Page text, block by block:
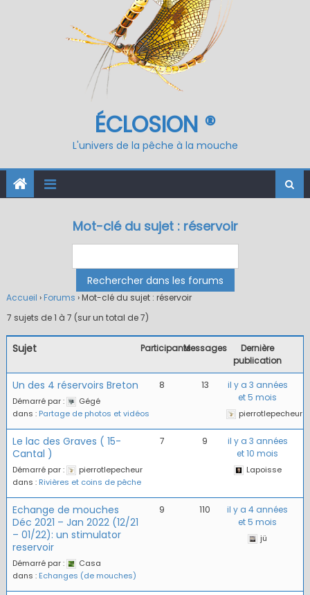
ÉCLOSION ®
L'univers de la pêche à la mouche
Mot-clé du sujet : réservoir
Accueil › Forums ›Mot-clé du sujet : réservoir
7 sujets de 1 à 7 (sur un total de 7)
Sujet ParticipantsMessages
Dernière
publication
Un des 4 réservoirs Breton
Démarré par :
Gégé
dans : Partage de photos et vidéos
8 13
il y a 3 années
et 5 mois
pierrotlepecheur
Le lac des Graves ( 15-
Cantal )
Démarré par :
pierrotlepecheur
dans : Rivières et coins de pêche
7 9
il y a 3 années
et 10 mois
Lapoisse
Echange de mouches
Déc 2021 – Jan 2022 (12/21
– 01/22): un stimulator
reservoir
Démarré par :
Casa
dans : Echanges (de mouches)
9 110
il y a 4 années
et 5 mois
jü